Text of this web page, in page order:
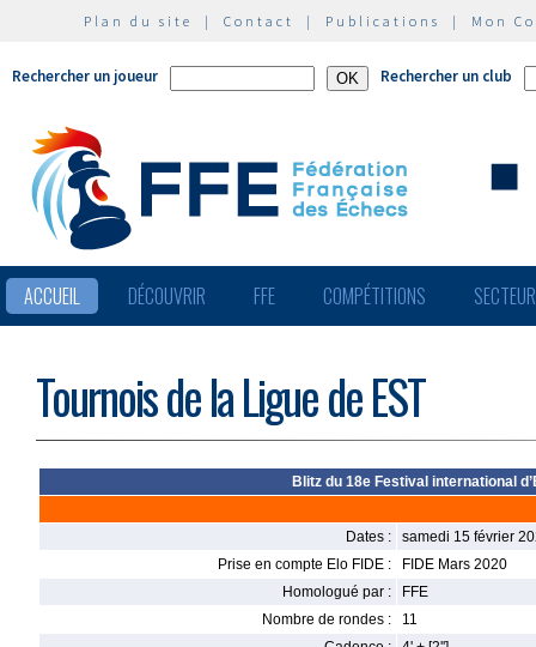
Plan du site | Contact | Publications | Mon
Rechercher un joueur Rechercher un club
ACCUEIL DÉCOUVRIR FFE COMPÉTITIONS
Tournois de la Ligue de EST
Blitz du 18e Festival international
Dates :
samedi 15 février
Prise en compte Elo FIDE :
FIDE Mars 2020
Homologué par :
FFE
Nombre de rondes :
11